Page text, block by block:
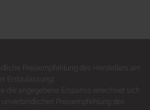
Preisempfehlung des Herstellers am
Erstzulassung).
die angegebene Ersparnis errechnet sich
Preisempfehlung des